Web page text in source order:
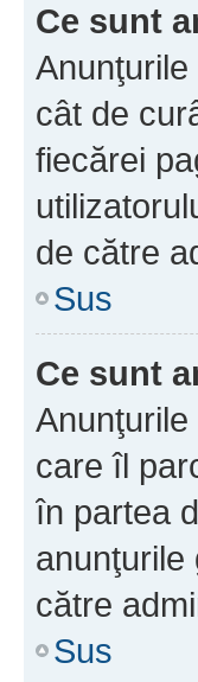
Ce sunt
cât de
fiecărei
de către
Sus
Ce sunt
care îl
în partea
anunţurile
către
Sus